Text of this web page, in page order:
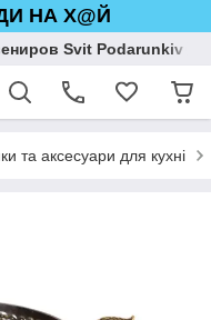
НА Х@Й
Svit Podarunkiv
та аксесуари для кухні